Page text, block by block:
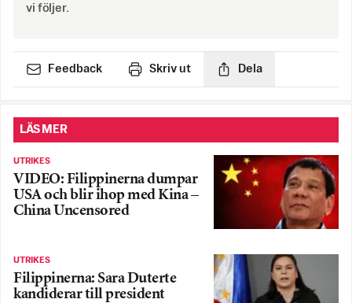
vi följer.
Feedback Skriv ut Dela
LÄS MER
UTRIKES
VIDEO: Filippinerna dumpar
USA och blir ihop med Kina –
China Uncensored
UTRIKES
Filippinerna: Sara Duterte
kandiderar till president